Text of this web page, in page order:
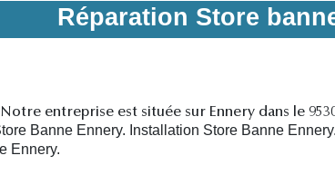
Réparation Store
Notre entreprise est située sur Ennery dans le
Banne Ennery. Installation Store Banne
Ennery.